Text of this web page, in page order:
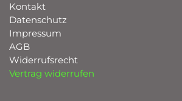
Kontakt
Datenschutz
Impressum
AGB
Widerrufsrecht
Vertrag widerrufen